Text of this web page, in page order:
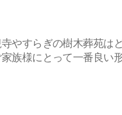
やすらぎの樹木葬苑は
族様にとって一番良い